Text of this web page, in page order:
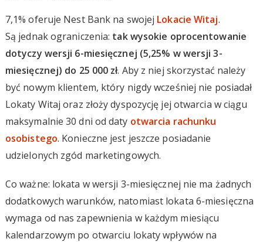
7,1% oferuje Nest Bank na swojej Lokacie Witaj.
Są jednak ograniczenia: tak wysokie oprocentowanie
dotyczy wersji 6-miesięcznej (5,25% w wersji 3-
miesięcznej) do 25 000 zł. Aby z niej skorzystać należy
być nowym klientem, który nigdy wcześniej nie posiadał
Lokaty Witaj oraz złoży dyspozycję jej otwarcia w ciągu
maksymalnie 30 dni od daty otwarcia rachunku
osobistego. Konieczne jest jeszcze posiadanie
udzielonych zgód marketingowych.
Co ważne: lokata w wersji 3-miesięcznej nie ma żadnych
dodatkowych warunków, natomiast lokata 6-miesięczna
wymaga od nas zapewnienia w każdym miesiącu
kalendarzowym po otwarciu lokaty wpływów na